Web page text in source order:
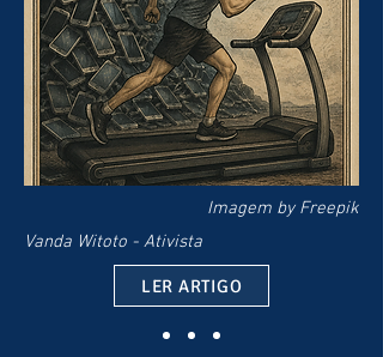
Imagem by Freepik
Vanda Witoto - Ativista
LER ARTIGO